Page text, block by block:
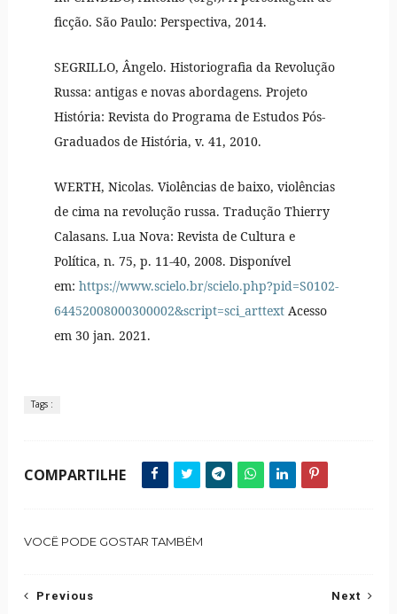
ficção. São Paulo: Perspectiva, 2014.
SEGRILLO, Ângelo. Historiografia da Revolução
Russa: antigas e novas abordagens. Projeto
História: Revista do Programa de Estudos Pós-
Graduados de História, v. 41, 2010.
WERTH, Nicolas. Violências de baixo, violências
de cima na revolução russa. Tradução Thierry
Calasans. Lua Nova: Revista de Cultura e
Política, n. 75, p. 11-40, 2008. Disponível
em:https://www.scielo.br/scielo.php?pid=S0102-
64452008000300002&script=sci_arttext Acesso
em 30 jan. 2021.
Tags :
COMPARTILHE
VOCÊ PODE GOSTAR TAMBÉM
Next
Previous